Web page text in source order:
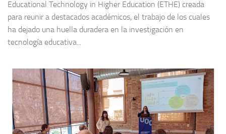
Educational Technology in Higher Education (ETHE) creada
para reunir a destacados académicos, el trabajo de los cuales
ha dejado una huella duradera en la investigación en
tecnología educativa...